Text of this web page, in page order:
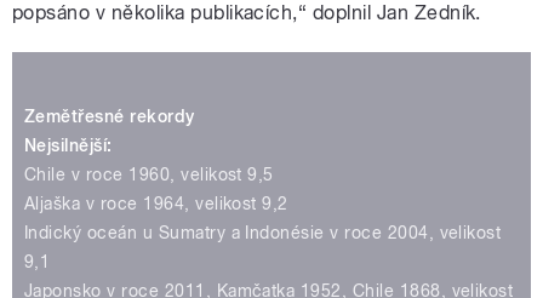
popsáno v několika publikacích,“ doplnil Jan Zedník.
Zemětřesné rekordy
Nejsilnější:
Chile v roce 1960, velikost 9,5
Aljaška v roce 1964, velikost 9,2
Indický oceán u Sumatry a Indonésie v roce 2004, velikost
9,1
Japonsko v roce 2011, Kamčatka 1952, Chile 1868, velikost